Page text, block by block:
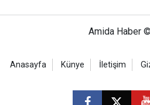
Amida Haber
Anasayfa Künye İletişim